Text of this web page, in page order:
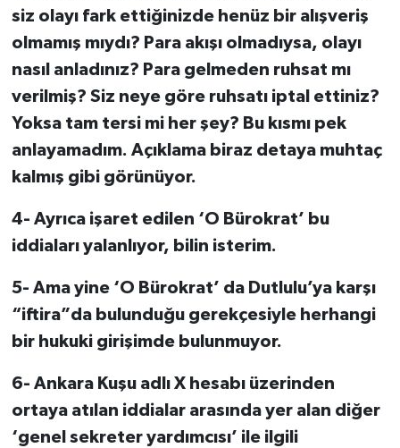
siz olayı fark ettiğinizde henüz bir alışveriş
olmamış mıydı? Para akışı olmadıysa, olayı
nasıl anladınız? Para gelmeden ruhsat mı
verilmiş? Siz neye göre ruhsatı iptal ettiniz?
Yoksa tam tersi mi her şey? Bu kısmı pek
anlayamadım. Açıklama biraz detaya muhtaç
kalmış gibi görünüyor.
4- Ayrıca işaret edilen ‘O Bürokrat’ bu
iddiaları yalanlıyor, bilin isterim.
5- Ama yine ‘O Bürokrat’ da Dutlulu’ya karşı
“iftira”da bulunduğu gerekçesiyle herhangi
bir hukuki girişimde bulunmuyor.
6- Ankara Kuşu adlı X hesabı üzerinden
ortaya atılan iddialar arasında yer alan diğer
‘genel sekreter yardımcısı’ ile ilgili